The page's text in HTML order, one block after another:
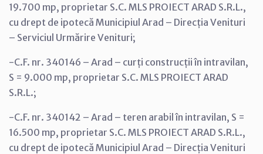
19.700 mp, proprietar S.C. MLS PROIECT ARAD S.R.L.,
cu drept de ipotecă Municipiul Arad – Direcția Venituri
– Serviciul Urmărire Venituri;
-C.F. nr. 340146 – Arad – curți construcții în intravilan,
S = 9.000 mp, proprietar S.C. MLS PROIECT ARAD
S.R.L.;
-C.F. nr. 340142 – Arad – teren arabil în intravilan, S =
16.500 mp, proprietar S.C. MLS PROIECT ARAD S.R.L.,
cu drept de ipotecă Municipiul Arad – Direcția Venituri